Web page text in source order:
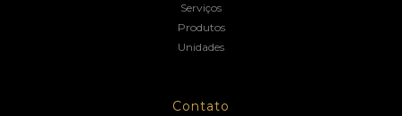
Serviços
Produtos
Unidades
Contato